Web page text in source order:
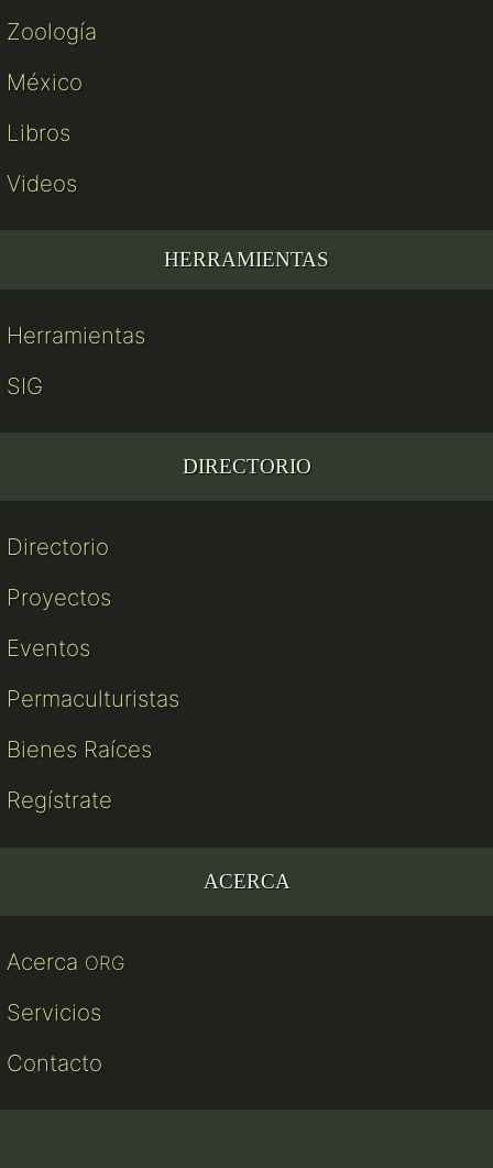
Zoología
México
Libros
Videos
HERRAMIENTAS
Herramientas
SIG
DIRECTORIO
Directorio
Proyectos
Eventos
Permaculturistas
Bienes Raíces
Regístrate
ACERCA
Acerca ORG
Servicios
Contacto